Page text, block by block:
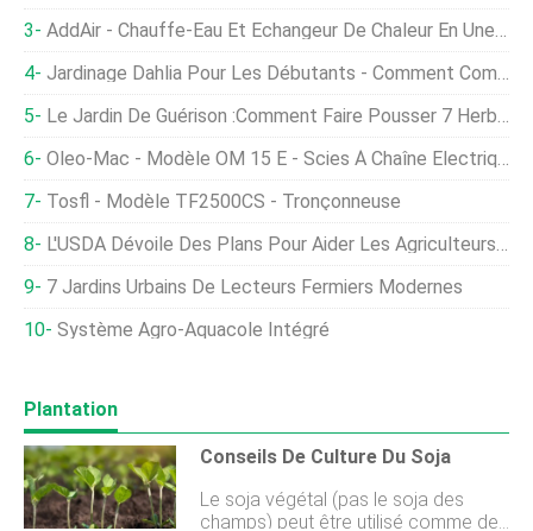
AddAir - Chauffe-Eau Et Échangeur De Chaleur En Une Seule Unité
Jardinage Dahlia Pour Les Débutants - Comment Commencer, FAQ
Le Jardin De Guérison :Comment Faire Pousser 7 Herbes Médicinales À La Maison
Oleo-Mac - Modèle OM 15 E - Scies À Chaîne Électriques
Tosfl - Modèle TF2500CS - Tronçonneuse
L'USDA Dévoile Des Plans Pour Aider Les Agriculteurs, Éleveurs Et Communautés Touchés Par De Violentes Tempêtes Hivernales
7 Jardins Urbains De Lecteurs Fermiers Modernes
Système Agro-Aquacole Intégré
Plantation
Conseils De Culture Du Soja
Le soja végétal (pas le soja des
champs) peut être utilisé comme des